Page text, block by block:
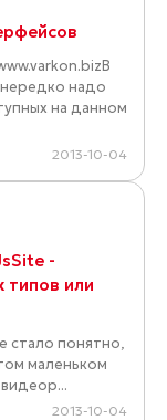
надо
на данном
2013-10-04
-
типов или
стало понятно,
маленьком
2013-10-04